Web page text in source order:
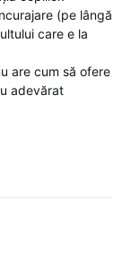
(pe lângă
care e la
are cum să ofere
adevărat